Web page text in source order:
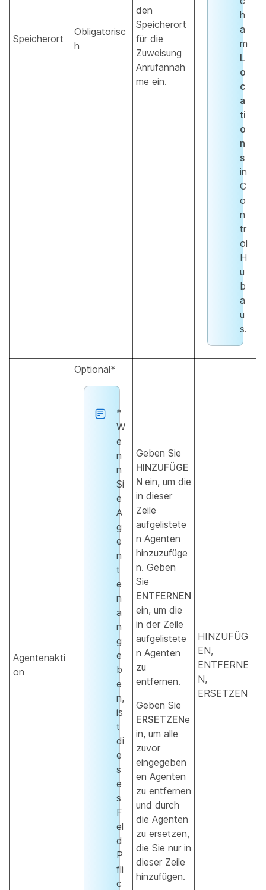
Speicherort
Obligatorisc
h
den
Speicherort
für die
Zuweisung
Anrufannah
me ein.
h
a
m
L
o
c
a
ti
o
n
s
in
C
o
n
tr
ol
H
u
b
a
u
s.
Agentenakti
on
Optional*
*
W
e
n
n
Si
e
A
g
e
n
t
e
n
a
n
g
e
b
e
n,
is
t
di
e
s
e
s
F
el
d
P
fli
c
Geben Sie
HINZUFÜGE
N ein, um die
in dieser
Zeile
aufgelistete
n Agenten
hinzuzufüge
n. Geben
Sie
ENTFERNEN
ein, um die
in der Zeile
aufgelistete
n Agenten
zu
entfernen.
Geben Sie
ERSETZENe
in, um alle
zuvor
eingegeben
en Agenten
zu entfernen
und durch
die Agenten
zu ersetzen,
die Sie nur in
dieser Zeile
hinzufügen.
HINZUFÜG
EN,
ENTFERNE
N,
ERSETZEN